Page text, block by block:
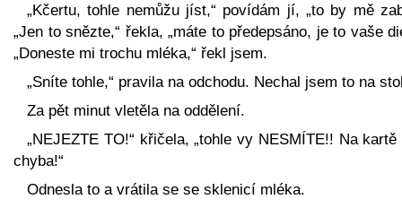
„Kčertu, tohle nemůžu jíst,“ povídám jí, „to by mě
„Jen to snězte,“ řekla, „máte to předepsáno, je to vaše
„Doneste mi trochu mléka,“ řekl jsem.
„Sníte tohle,“ pravila na odchodu. Nechal jsem to na
Za pět minut vletěla na oddělení.
„NEJEZTE TO!“ křičela, „tohle vy NESMÍTE!! Na kartě
chyba!“
Odnesla to a vrátila se se sklenicí mléka.